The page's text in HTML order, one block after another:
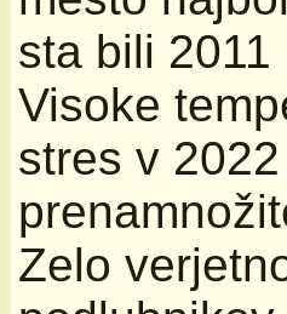
sta bili
Visoke
stres v
Zelo